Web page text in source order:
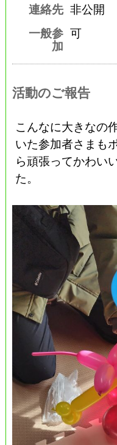
連絡先 非公開
一般参
加
可
活動のご報告
こんなに大きなの
いた参加者さまも
ら頑張ってかわい
た。